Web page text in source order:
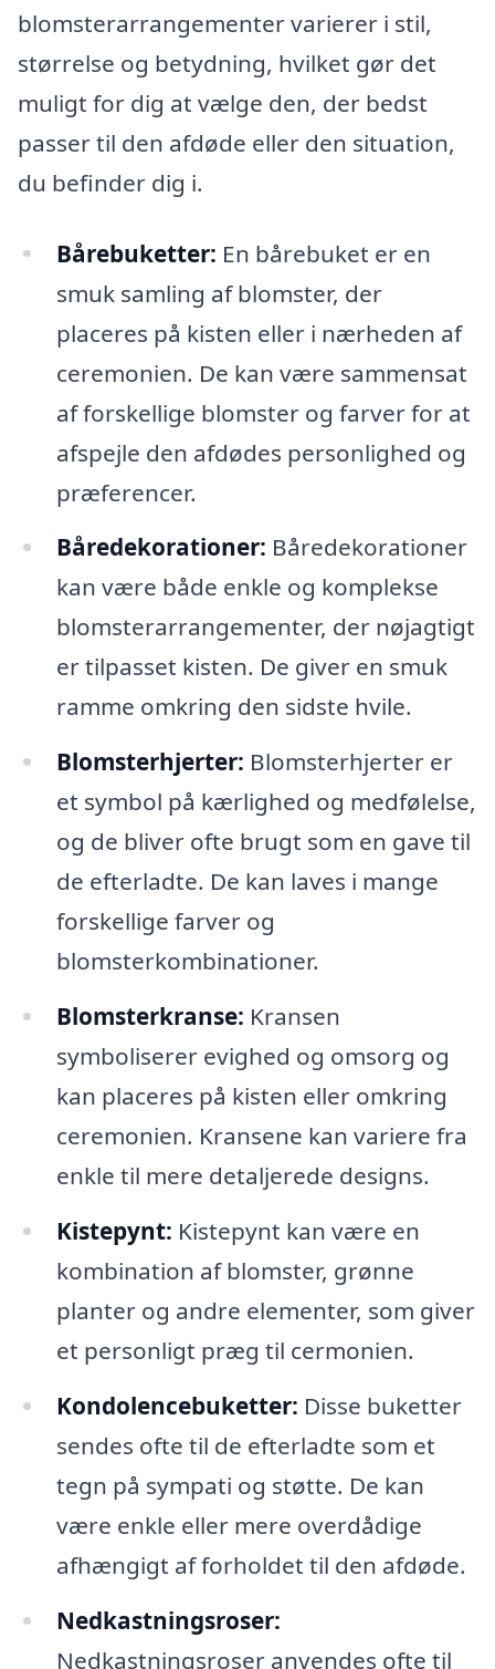
blomsterarrangementer varierer i stil,
størrelse og betydning, hvilket gør det
muligt for dig at vælge den, der bedst
passer til den afdøde eller den situation,
du befinder dig i.
Bårebuketter: En bårebuket er en
smuk samling af blomster, der
placeres på kisten eller i nærheden af
ceremonien. De kan være sammensat
af forskellige blomster og farver for at
afspejle den afdødes personlighed og
præferencer.
Båredekorationer: Båredekorationer
kan være både enkle og komplekse
blomsterarrangementer, der nøjagtigt
er tilpasset kisten. De giver en smuk
ramme omkring den sidste hvile.
Blomsterhjerter: Blomsterhjerter er
et symbol på kærlighed og medfølelse,
og de bliver ofte brugt som en gave til
de efterladte. De kan laves i mange
forskellige farver og
blomsterkombinationer.
Blomsterkranse: Kransen
symboliserer evighed og omsorg og
kan placeres på kisten eller omkring
ceremonien. Kransene kan variere fra
enkle til mere detaljerede designs.
Kistepynt: Kistepynt kan være en
kombination af blomster, grønne
planter og andre elementer, som giver
et personligt præg til cermonien.
Kondolencebuketter: Disse buketter
sendes ofte til de efterladte som et
tegn på sympati og støtte. De kan
være enkle eller mere overdådige
afhængigt af forholdet til den afdøde.
Nedkastningsroser:
Nedkastningsroser anvendes ofte til